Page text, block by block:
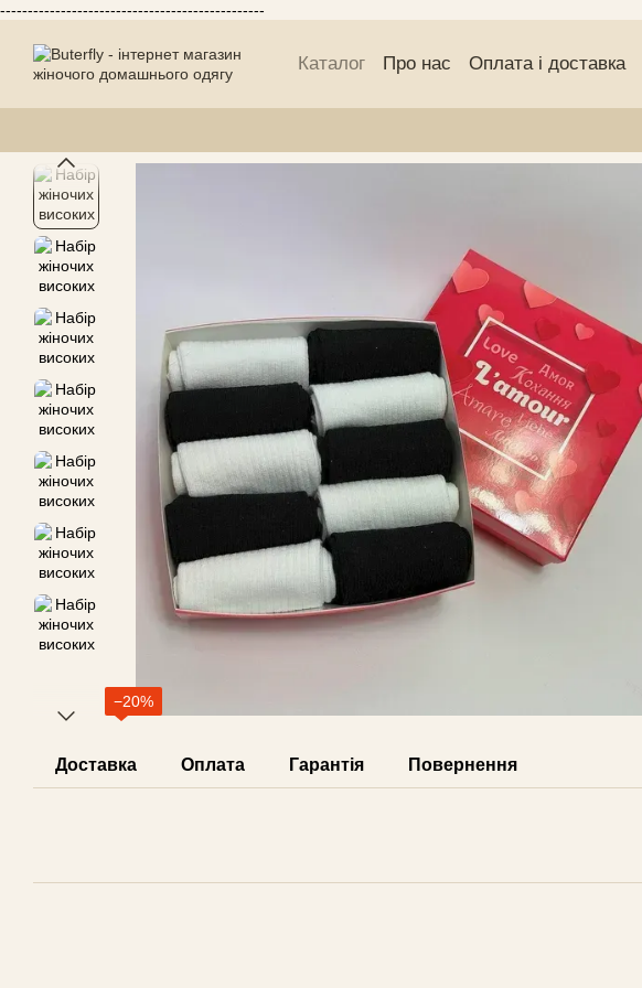
------------------------------------------------
Каталог Про нас Оплата і доставка
−20%
Доставка Оплата Гарантія Повернення